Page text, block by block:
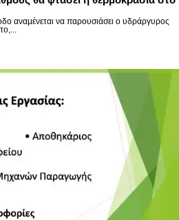
αναμένεται να παρουσιάσει ο υδράργυρος